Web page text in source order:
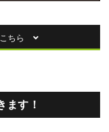
こちら
ます！